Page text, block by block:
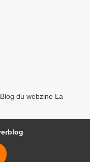
du webzine La